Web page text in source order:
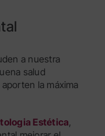
a nuestra
salud
la máxima
Estética,